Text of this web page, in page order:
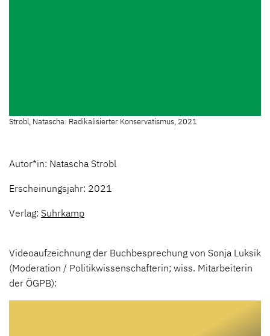
Strobl, Natascha: Radikalisierter Konservatismus, 2021
Autor*in: Natascha Strobl
Erscheinungsjahr: 2021
Verlag: Suhrkamp
Videoaufzeichnung der Buchbesprechung von Sonja Luksik
(Moderation / Politikwissenschafterin; wiss. Mitarbeiterin
der ÖGPB):